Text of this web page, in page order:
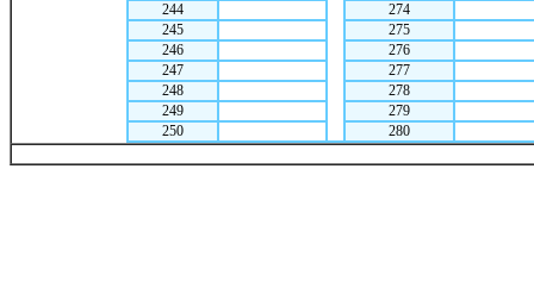
274
244
275
245
276
246
277
247
278
248
279
249
280
250